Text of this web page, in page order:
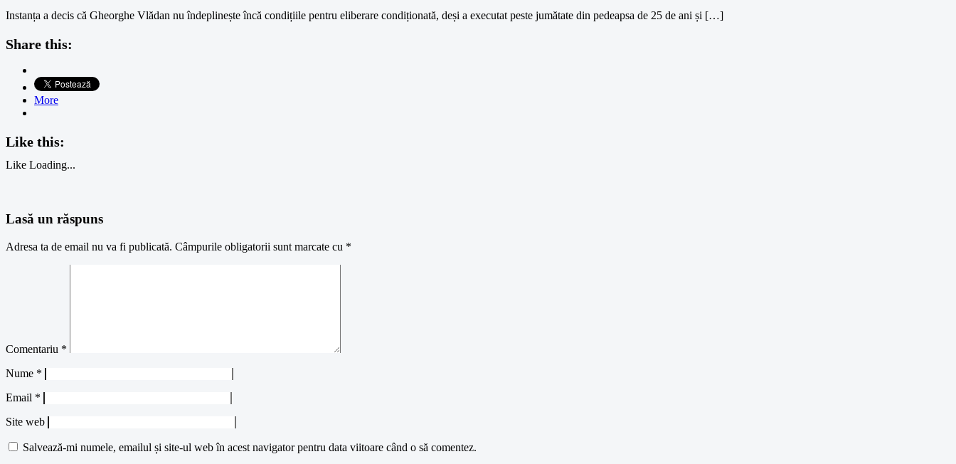
Instanța a decis că Gheorghe Vlădan nu îndeplinește încă condițiile pentru eliberare condiționată, deși a executat peste jumătate din pedeapsa de 25 de ani și […]
Share this:
More
Like this:
Like Loading...
Lasă un răspuns
Adresa ta de email nu va fi publicată. Câmpurile obligatorii sunt marcate cu *
Comentariu *
Nume *
Email *
Site web
Salvează-mi numele, emailul și site-ul web în acest navigator pentru data viitoare când o să comentez.